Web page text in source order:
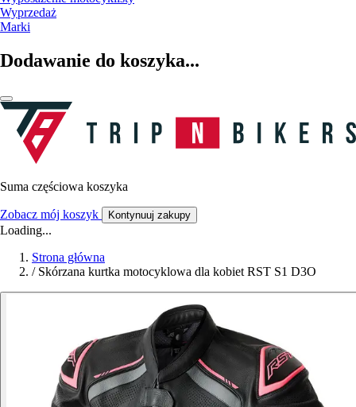
Wyprzedaż
Marki
Dodawanie do koszyka...
Suma częściowa koszyka
Zobacz mój koszyk Kontynuuj zakupy
Loading...
Strona główna
/ Skórzana kurtka motocyklowa dla kobiet RST S1 D3O